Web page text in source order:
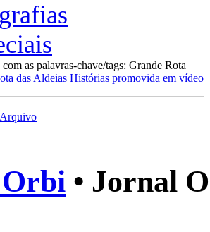
as palavras-chave/tags: Grande Rota
das Aldeias Histórias promovida em vídeo
Arquivo
• Jornal